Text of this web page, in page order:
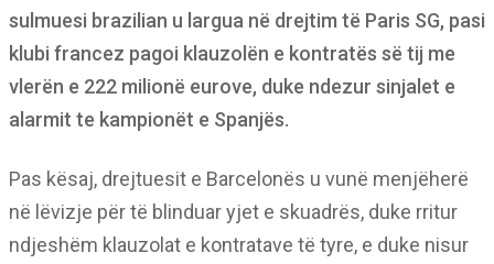
sulmuesi brazilian u largua në drejtim të Paris SG, pasi
klubi francez pagoi klauzolën e kontratës së tij me
vlerën e 222 milionë eurove, duke ndezur sinjalet e
alarmit te kampionët e Spanjës.
Pas kësaj, drejtuesit e Barcelonës u vunë menjëherë
në lëvizje për të blinduar yjet e skuadrës, duke rritur
ndjeshëm klauzolat e kontratave të tyre, e duke nisur